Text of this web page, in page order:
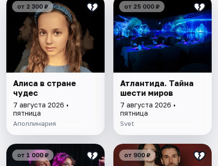
от 2 300 ₽
Алиса в стране
чудес
7 августа 2026 •
пятница
Аполлинария
от 25 000 ₽
Атлантида. Тайна
шести миров
7 августа 2026 •
пятница
Svet
от 1 000 ₽ от 900 ₽